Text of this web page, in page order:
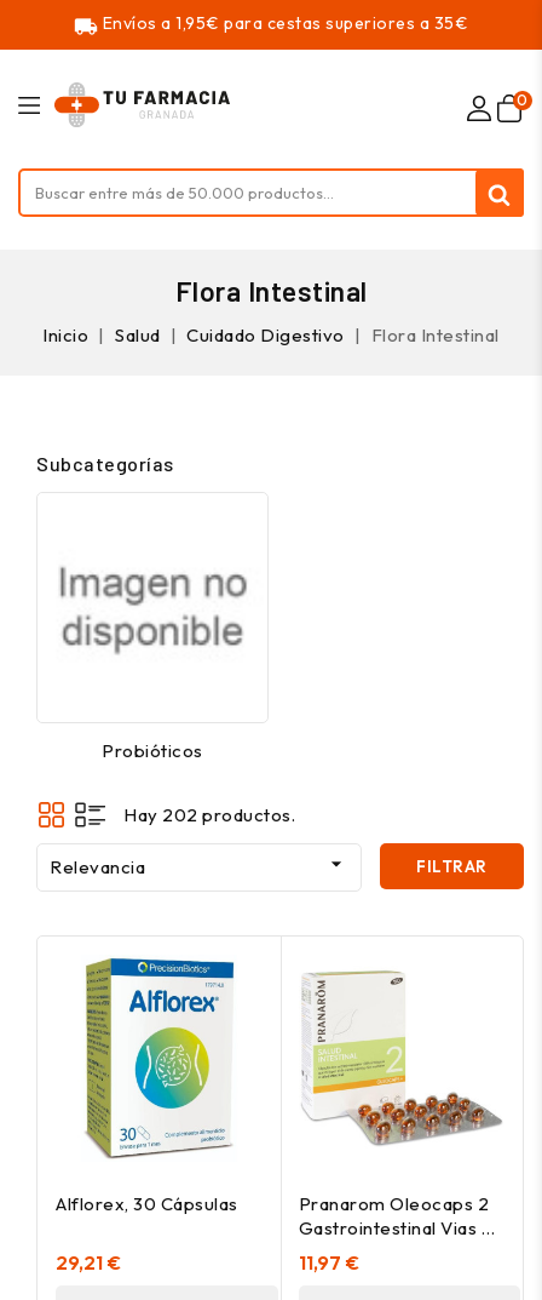
local_shipping Envíos a 1,95€ para cestas superiores a 35€
0
Flora Intestinal
Inicio Salud Cuidado Digestivo Flora Intestinal
Subcategorías
Probióticos
Hay 202 productos.
Relevancia  FILTRAR
Alflorex, 30 Cápsulas
29,21 €
Pranarom Oleocaps 2
Gastrointestinal Vias 30
Cápsulas
11,97 €